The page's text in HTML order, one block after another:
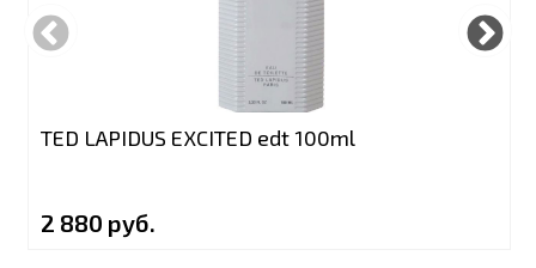
TED LAPIDUS EXCITED edt 100ml
2 880 руб.